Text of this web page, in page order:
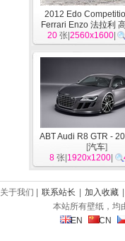
2012 Edo
Ferrari Enzo 法拉利
[汽车]
20 张| 2560x1600
ABT Audi R8 GTR -
[汽车]
8 张| 1920x1200
关于我们 | 联系站长 加入收藏
本站所有壁纸，均
EN
CN